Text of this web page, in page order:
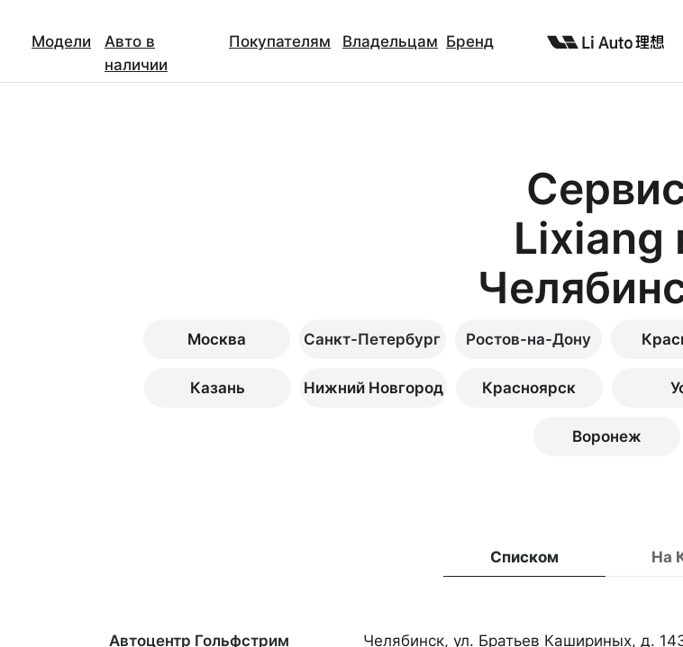
Модели Покупателям Владельцам
Авто в
наличии
Бренд
Liхiang
Москва Ростов-на-Дону
Санкт-Петербург
Казань Нижний Новгород Красноярск
Воронеж
Списком На
Автоцентр Гольфстрим
Челябинск, ул. Братьев Кашириных, д.